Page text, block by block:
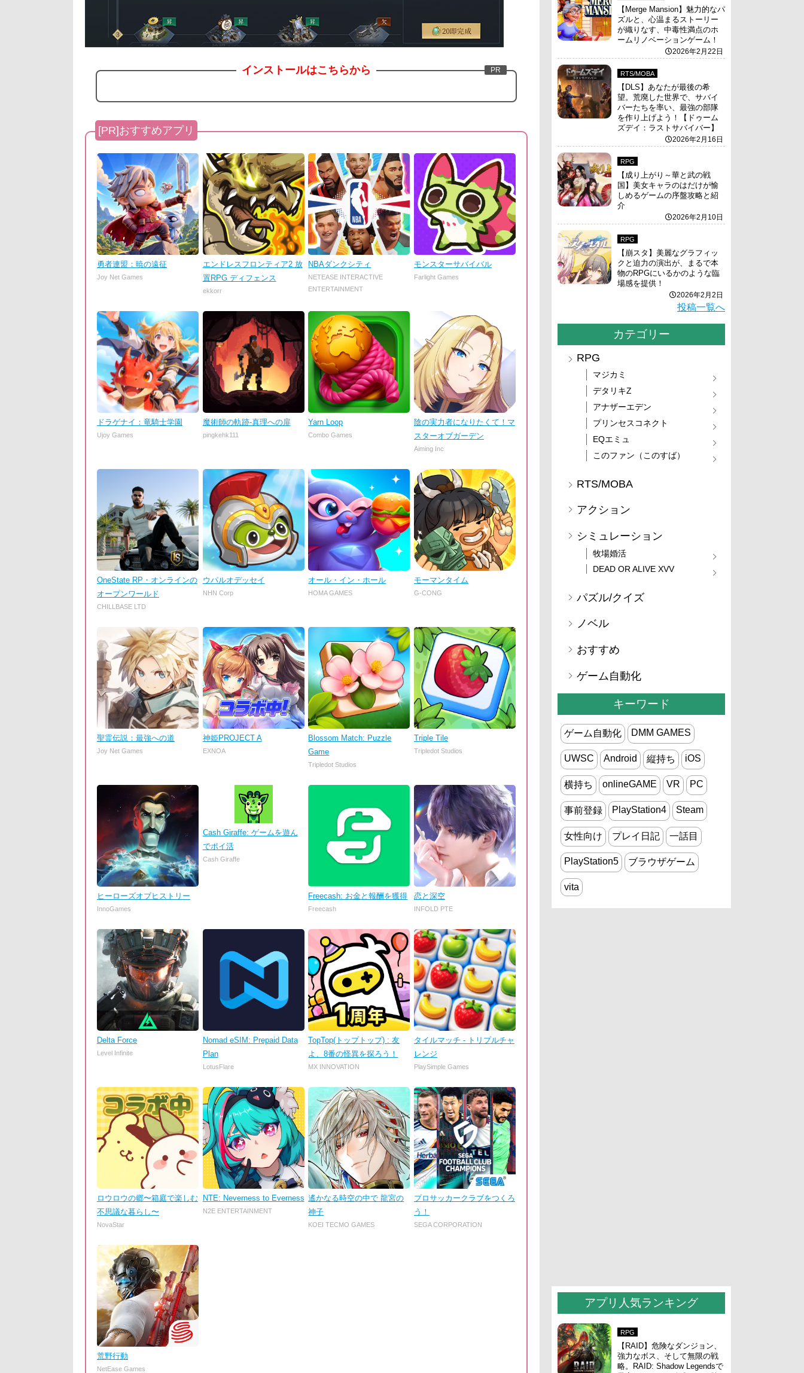
インストールはこちらから
勇者連盟：暁の遠征
Joy Net Games
エンドレスフロンティア2 放
置RPG ディフェンス
ekkorr
NBAダンクシティ
NETEASE INTERACTIVE
ENTERTAINMENT
モンスターサバイバル
Farlight Games
ドラゲナイ：竜騎士学園
Ujoy Games
魔術師の軌跡-真理への扉
pingkehk111
Yarn Loop
Combo Games
陰の実力者になりたくて！マ
スターオブガーデン
Aiming Inc
OneState RP・オンラインの
オープンワールド
CHILLBASE LTD
ウパルオデッセイ
NHN Corp
オール・イン・ホール
HOMA GAMES
モーマンタイム
G-CONG
聖霊伝説：最強への道
Joy Net Games
神姫PROJECT A
EXNOA
Blossom Match: Puzzle
Game
Tripledot Studios
Triple Tile
Tripledot Studios
ヒーローズオブヒストリー
InnoGames
Cash Giraffe: ゲームを遊ん
でポイ活
Cash Giraffe
Freecash: お金と報酬を獲得
Freecash
恋と深空
INFOLD PTE
Delta Force
Level Infinite
Nomad eSIM: Prepaid Data
Plan
LotusFlare
TopTop(トップトップ) : 友
よ、8番の怪異を探ろう！
MX INNOVATION
タイルマッチ - トリプルチャ
レンジ
PlaySimple Games
ロウロウの郷〜箱庭で楽しむ
不思議な暮らし〜
NovaStar
NTE: Neverness to Everness
N2E ENTERTAINMENT
遙かなる時空の中で 龍宮の
神子
KOEI TECMO GAMES
プロサッカークラブをつくろ
う！
SEGA CORPORATION
荒野行動
NetEase Games
【Merge Mansion】魅力的なパ
ズルと、心温まるストーリー
が織りなす、中毒性満点のホ
ームリノベーションゲーム！
2026年2月22日
RTS/MOBA
【DLS】あなたが最後の希
望。荒廃した世界で、サバイ
バーたちを率い、最強の部隊
を作り上げよう！【ドゥーム
ズデイ：ラストサバイバー】
2026年2月16日
RPG
【成り上がり～華と武の戦
国】美女キャラのはだけが愉
しめるゲームの序盤攻略と紹
介
2026年2月10日
RPG
【崩スタ】美麗なグラフィッ
クと迫力の演出が、まるで本
物のRPGにいるかのような臨
場感を提供！
2026年2月2日
投稿一覧へ
カテゴリー
RPG
マジカミ
デタリキZ
アナザーエデン
プリンセスコネクト
EQエミュ
このファン（このすば）
RTS/MOBA
アクション
シミュレーション
牧場婚活
DEAD OR ALIVE XVV
パズル/クイズ
ノベル
おすすめ
ゲーム自動化
キーワード
ゲーム自動化 DMM GAMES
UWSC Android 縦持ち iOS
横持ち onlineGAME VR PC
事前登録 PlayStation4 Steam
女性向け プレイ日記 一話目
PlayStation5 ブラウザゲーム
vita
アプリ人気ランキング
RPG
【RAID】危険なダンジョン、
強力なボス、そして無限の戦
略。RAID: Shadow Legendsで